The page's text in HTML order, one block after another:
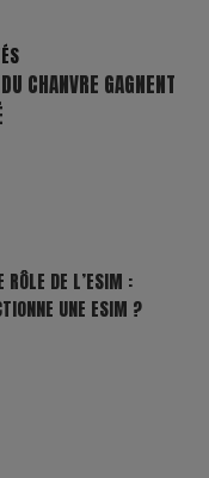
CHANVRE GAGNENT
RÔLE DE L’ESIM :
UNE ESIM ?